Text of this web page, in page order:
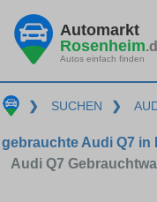
Automarkt
Rosenheim
Autos einfach finden
❯ SUCHEN ❯
gebrauchte Audi Q7
Audi Q7